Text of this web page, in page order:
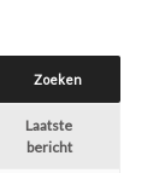
Laatste
bericht